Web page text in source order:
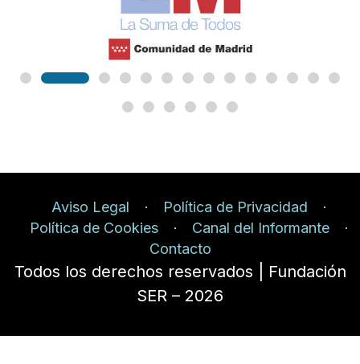
Aviso Legal
Política de Privacidad
Política de Cookies
Canal del Informante
Contacto
Todos los derechos reservados | Fundación
SER – 2026